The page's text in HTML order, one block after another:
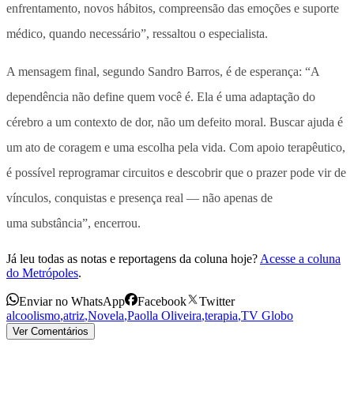
enfrentamento, novos hábitos, compreensão das emoções e suporte
médico, quando necessário”, ressaltou o especialista.
A mensagem final, segundo Sandro Barros, é de esperança: “A
dependência não define quem você é. Ela é uma adaptação do
cérebro a um contexto de dor, não um defeito moral. Buscar ajuda é
um ato de coragem e uma escolha pela vida. Com apoio terapêutico,
é possível reprogramar circuitos e descobrir que o prazer pode vir de
vínculos, conquistas e presença real — não apenas de
uma substância”, encerrou.
Já leu todas as notas e reportagens da coluna hoje? Acesse a coluna
do Metrópoles.
Enviar no WhatsApp Facebook
Twitter
alcoolismo,atriz,Novela,Paolla Oliveira,terapia,TV Globo
Ver Comentários